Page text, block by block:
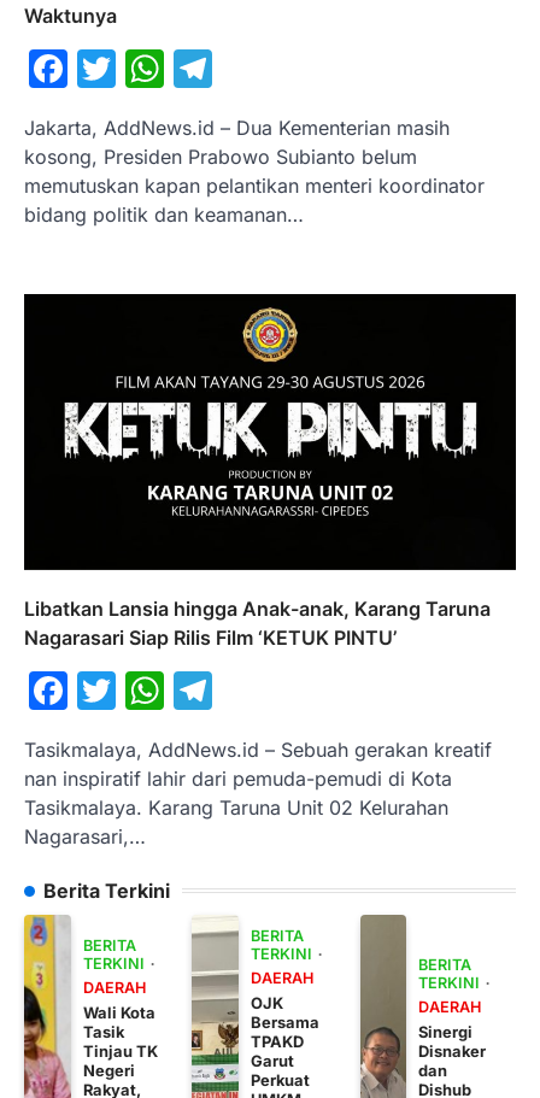
Waktunya
Facebook
TwitterWhatsApp
Jakarta, AddNews.id – Dua Kementerian masih
kosong, Presiden Prabowo Subianto belum
memutuskan kapan pelantikan menteri koordinator
bidang politik dan keamanan…
Libatkan Lansia hingga Anak-anak, Karang Taruna
Nagarasari Siap Rilis Film ‘KETUK PINTU’
Facebook
TwitterWhatsApp
Tasikmalaya, AddNews.id – Sebuah gerakan kreatif
nan inspiratif lahir dari pemuda-pemudi di Kota
Tasikmalaya. Karang Taruna Unit 02 Kelurahan
Nagarasari,…
Berita Terkini
BERITA
TERKINI
DAERAH
Wali Kota
Tasik
Tinjau TK
Negeri
Rakyat,
BERITA
TERKINI
DAERAH
OJK
Bersama
TPAKD
Garut
Perkuat
BERITA
TERKINI
DAERAH
Sinergi
Disnaker
dan
Dishub